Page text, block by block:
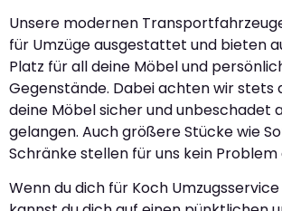
Unsere modernen
für Umzüge ausgestattet und bieten
Platz für all deine Möbel und
Gegenstände. Dabei achten wir stets
deine Möbel sicher und unbeschadet
gelangen. Auch größere Stücke wie
Schränke stellen für uns kein Problem
Wenn du dich für Koch